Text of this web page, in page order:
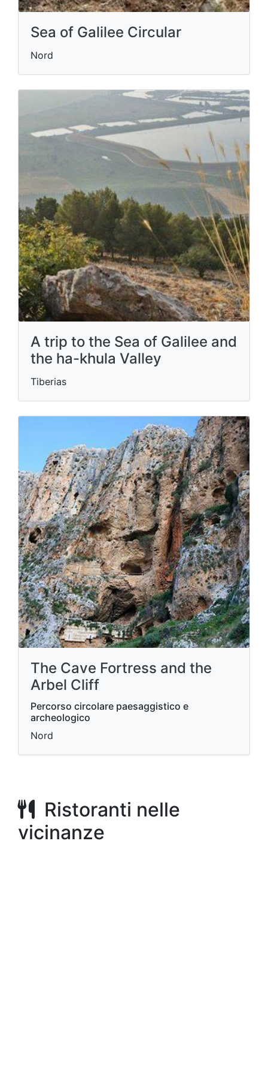
Sea of Galilee Circular
Nord
A trip to the Sea of ​​Galilee and
the ha-khula Valley
Tiberias
The Cave Fortress and the
Arbel Cliff
Percorso circolare paesaggistico e
archeologico
Nord
Ristoranti nelle
vicinanze